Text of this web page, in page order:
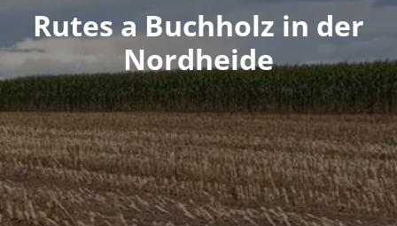
Rutes a Buchholz in der
Nordheide